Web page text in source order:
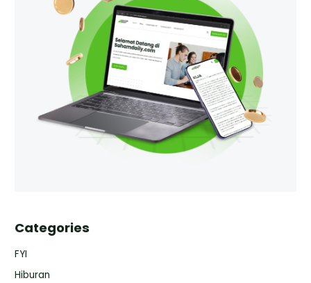
Categories
FYI
Hiburan